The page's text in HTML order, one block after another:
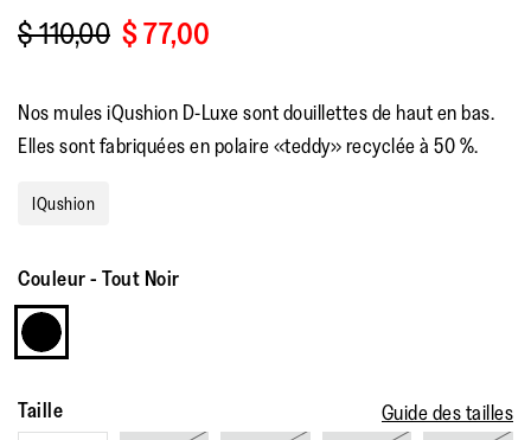
$ 110,00 $ 77,00
Nos mules iQushion D-Luxe sont douillettes de haut en bas.
Elles sont fabriquées en polaire «teddy» recyclée à 50 %.
IQushion
Couleur- Tout Noir
Taille
Guide des tailles